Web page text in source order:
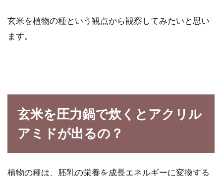
ね。...
玄米を植物の種という観点から観察してみたいと思い
ます。
玄米を圧力鍋で炊くとアクリル
アミドが出るの？
植物の種は、胚乳の栄養を成長エネルギーに変換する